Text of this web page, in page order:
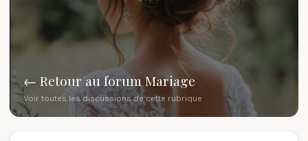
← Retour au forum Mariage
Voir toutes les discussions de cette rubrique